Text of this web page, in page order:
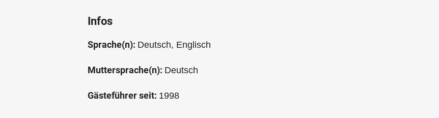
Infos
Sprache(n): Deutsch, Englisch
Muttersprache(n): Deutsch
Gästeführer seit: 1998